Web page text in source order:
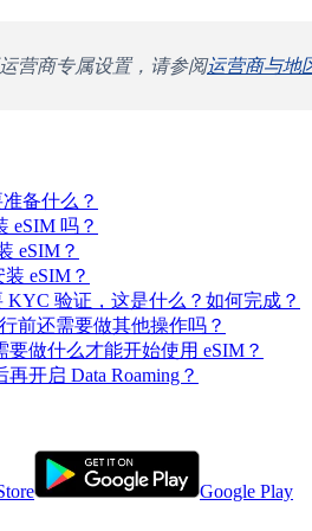
营商专属设置，请参阅运营商与地
备什么？
eSIM 吗？
eSIM？
eSIM？
KYC 验证，这是什么？如何完成？
前还需要做其他操作吗？
做什么才能开始使用 eSIM？
开启 Data Roaming？
Google Play